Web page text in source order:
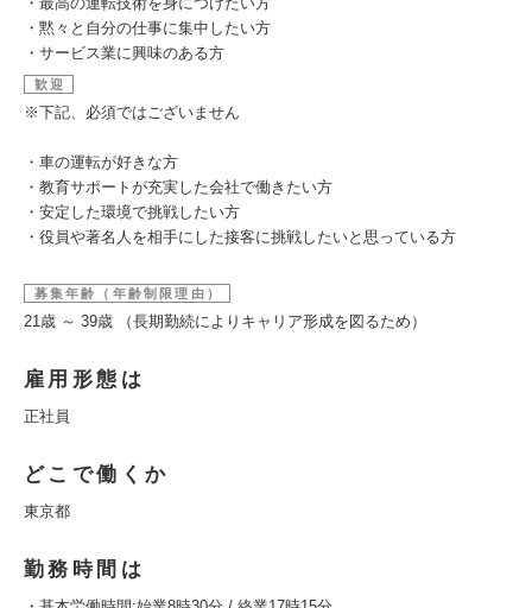
・黙々と自分の仕事に集中したい方
・サービス業に興味のある方
歓迎
※下記、必須ではございません
・車の運転が好きな方
・教育サポートが充実した会社で働きたい方
・安定した環境で挑戦したい方
・役員や著名人を相手にした接客に挑戦したいと思っている方
募集年齢（年齢制限理由）
21歳 ～ 39歳 （長期勤続によりキャリア形成を図るため）
雇用形態は
正社員
どこで働くか
東京都
勤務時間は